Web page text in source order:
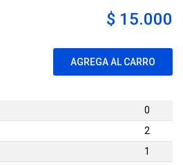
$ 15.000
AGREGA AL CARRO
0
2
1